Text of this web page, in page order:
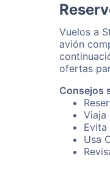
Vuelos a
avión
ofertas
Consejos
Viaja
Usa